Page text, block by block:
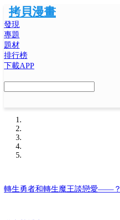
拷貝漫畫
發現
專題
題材
排行榜
下載APP
轉生勇者和轉生魔王談戀愛——？